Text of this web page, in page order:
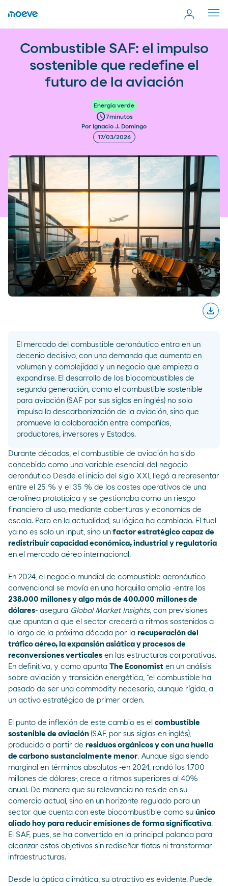
Combustible SAF: el impulso
sostenible que redefine el
futuro de la aviación
Energía verde
schedule7minutos
Por Ignacio J. Domingo
17/03/2026
download
futuro de la aviación
more_vert
El mercado del combustible aeronáutico entra en un
decenio decisivo, con una demanda que aumenta en
volumen y complejidad y un negocio que empieza a
expandirse. El desarrollo de los biocombustibles de
segunda generación, como el combustible sostenible
para aviación (SAF por sus siglas en inglés) no solo
impulsa la descarbonización de la aviación, sino que
promueve la colaboración entre compañías,
productores, inversores y Estados.
Durante décadas, el combustible de aviación ha sido
concebido como una variable esencial del negocio
aeronáutico Desde el inicio del siglo XXI, llegó a representar
entre el 25 % y el 35 % de los costes operativos de una
aerolínea prototípica y se gestionaba como un riesgo
financiero al uso, mediante coberturas y economías de
escala. Pero en la actualidad, su lógica ha cambiado. El fuel
ya no es solo un input, sino un factor estratégico capaz de
redistribuir capacidad económica, industrial y regulatoria
en el mercado aéreo internacional.
En 2024, el negocio mundial de combustible aeronáutico
convencional se movía en una horquilla amplia -entre los
238.000 millones y algo más de 400.000 millones de
dólares- asegura Global Market Insights, con previsiones
que apuntan a que el sector crecerá a ritmos sostenidos a
lo largo de la próxima década por la recuperación del
tráfico aéreo, la expansión asiática y procesos de
reconversiones verticales en las estructuras corporativas.
En definitiva, y como apunta The Economist en un análisis
sobre aviación y transición energética, “el combustible ha
pasado de ser una commodity necesaria, aunque rígida, a
un activo estratégico de primer orden.
El punto de inflexión de este cambio es el combustible
sostenible de aviación (SAF, por sus siglas en inglés),
producido a partir de residuos orgánicos y con una huella
de carbono sustancialmente menor. Aunque siga siendo
marginal en términos absolutos -en 2024, rondó los 1.700
millones de dólares-, crece a ritmos superiores al 40%
anual. De manera que su relevancia no reside en su
comercio actual, sino en un horizonte regulado para un
sector que cuenta con este biocombustible como su único
aliado hoy para reducir emisiones de forma significativa.
El SAF, pues, se ha convertido en la principal palanca para
alcanzar estos objetivos sin rediseñar flotas ni transformar
infraestructuras.
Desde la óptica climática, su atractivo es evidente. Puede